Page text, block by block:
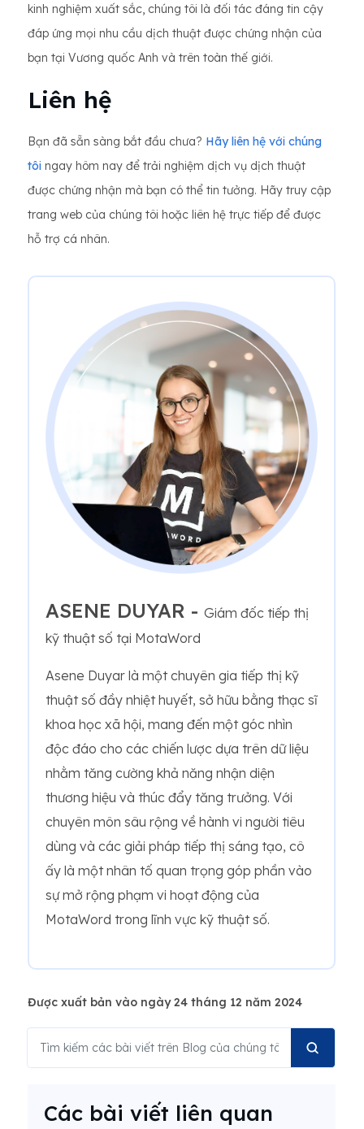
kinh nghiệm xuất sắc, chúng tôi là đối tác đáng tin cậy
đáp ứng mọi nhu cầu dịch thuật được chứng nhận của
bạn tại Vương quốc Anh và trên toàn thế giới.
Liên hệ
Bạn đã sẵn sàng bắt đầu chưa? Hãy liên hệ với chúng
tôi ngay hôm nay để trải nghiệm dịch vụ dịch thuật
được chứng nhận mà bạn có thể tin tưởng. Hãy truy cập
trang web của chúng tôi hoặc liên hệ trực tiếp để được
hỗ trợ cá nhân.
ASENE DUYAR - Giám đốc tiếp thị
kỹ thuật số tại MotaWord
Asene Duyar là một chuyên gia tiếp thị kỹ
thuật số đầy nhiệt huyết, sở hữu bằng thạc sĩ
khoa học xã hội, mang đến một góc nhìn
độc đáo cho các chiến lược dựa trên dữ liệu
nhằm tăng cường khả năng nhận diện
thương hiệu và thúc đẩy tăng trưởng. Với
chuyên môn sâu rộng về hành vi người tiêu
dùng và các giải pháp tiếp thị sáng tạo, cô
ấy là một nhân tố quan trọng góp phần vào
sự mở rộng phạm vi hoạt động của
MotaWord trong lĩnh vực kỹ thuật số.
Được xuất bản vào ngày 24 tháng 12 năm 2024
Các bài viết liên quan